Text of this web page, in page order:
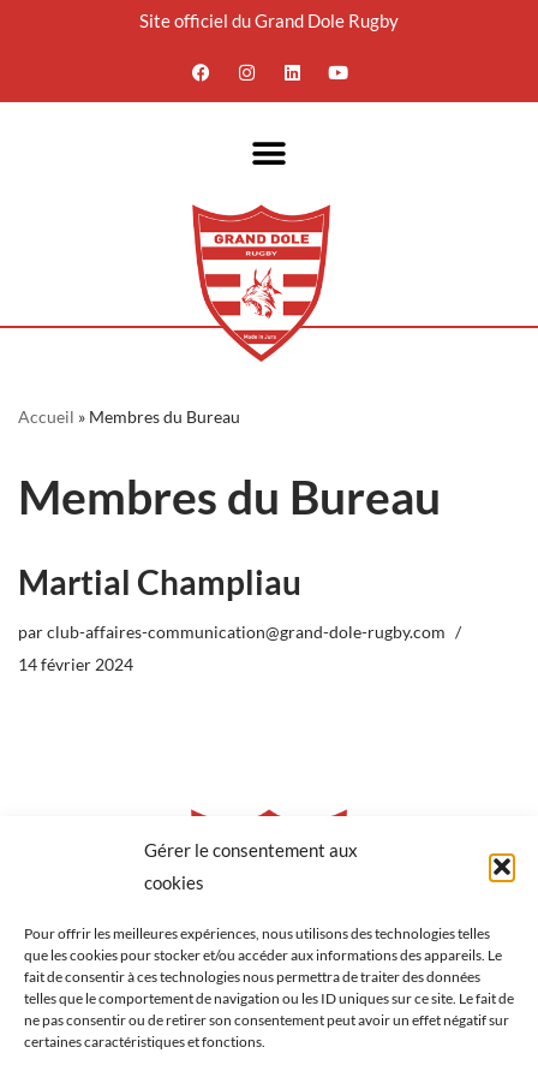
Gérer le consentement aux
cookies
Pour offrir les meilleures expériences, nous utilisons des technologies telles
que les cookies pour stocker et/ou accéder aux informations des appareils. Le
fait de consentir à ces technologies nous permettra de traiter des données
telles que le comportement de navigation ou les ID uniques sur ce site. Le fait de
ne pas consentir ou de retirer son consentement peut avoir un effet négatif sur
certaines caractéristiques et fonctions.
au
Site officiel du Grand Dole Rugby
Accueil » Membres du Bureau
Membres du Bureau
Martial Champliau
parclub-affaires-communication@grand-dole-rugby.com
14 février 2024